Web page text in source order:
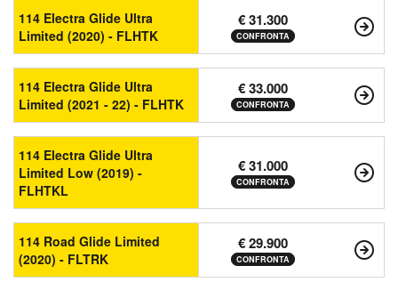
114 Electra Glide Ultra
Limited (2020) - FLHTK
€ 31.300
CONFRONTA
114 Electra Glide Ultra
Limited (2021 - 22) - FLHTK
€ 33.000
CONFRONTA
114 Electra Glide Ultra
Limited Low (2019) -
FLHTKL
€ 31.000
CONFRONTA
114 Road Glide Limited
(2020) - FLTRK
€ 29.900
CONFRONTA